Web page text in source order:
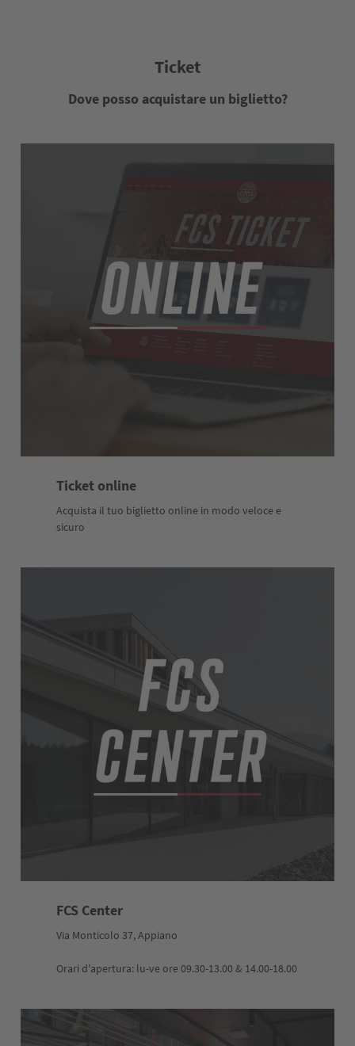
Ticket
Dove posso acquistare un biglietto?
Ticket online
Acquista il tuo biglietto online in modo veloce e
sicuro
FCS Center
Via Monticolo 37, Appiano
Orari d'apertura: lu-ve ore 09.30-13.00 & 14.00-18.00